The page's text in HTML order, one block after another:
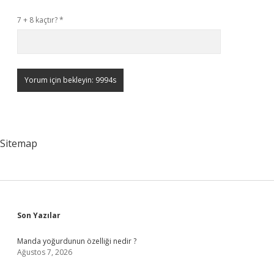
7 + 8 kaçtır?*
Sitemap
Sidebar
Son Yazılar
Manda yoğurdunun özelliği nedir ?
Ağustos 7, 2026